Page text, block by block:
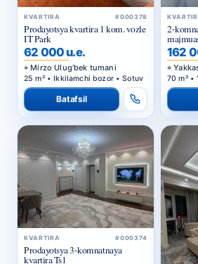
KVARTIRA #000378
Prodayotsya kvartira 1 kom. vozle
IT Park
62 000 u.e.
Mirzo Ulug‘bek tumani
25 m² • Ikkilamchi bozor • Sotuv
Batafsil
2-
162
70 m² •
KVARTIRA #000374
Prodayotsya 3-komnatnaya
kvartira Ts1